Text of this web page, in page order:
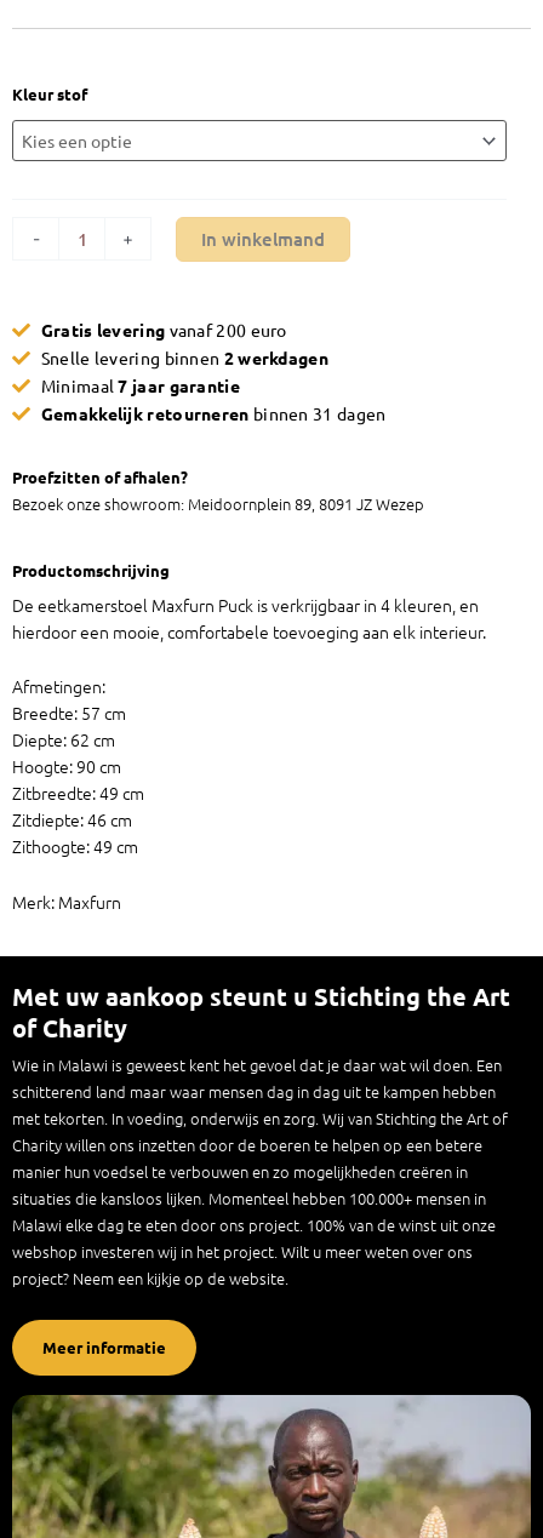
Kleur stof
-
Eetkamerstoel
Maxfurn
Puck
+ In winkelmand
Gratis levering vanaf 200 euro
Snelle levering binnen 2 werkdagen
Minimaal7 jaar garantie
Gemakkelijk retourneren binnen 31 dagen
Proefzitten of afhalen?
Bezoek onze showroom: Meidoornplein 89, 8091 JZ Wezep
Productomschrijving
De eetkamerstoel Maxfurn Puck is verkrijgbaar in 4 kleuren, en
hierdoor een mooie, comfortabele toevoeging aan elk interieur.
Afmetingen:
Breedte: 57 cm
Diepte: 62 cm
Hoogte: 90 cm
Zitbreedte: 49 cm
Zitdiepte: 46 cm
Zithoogte: 49 cm
Merk: Maxfurn
Met uw aankoop steunt u Stichting the Art
of Charity
Wie in Malawi is geweest kent het gevoel dat je daar wat wil doen. Een
schitterend land maar waar mensen dag in dag uit te kampen hebben
met tekorten. In voeding, onderwijs en zorg. Wij van Stichting the Art of
Charity willen ons inzetten door de boeren te helpen op een betere
manier hun voedsel te verbouwen en zo mogelijkheden creëren in
situaties die kansloos lijken. Momenteel hebben 100.000+ mensen in
Malawi elke dag te eten door ons project. 100% van de winst uit onze
webshop investeren wij in het project. Wilt u meer weten over ons
project? Neem een kijkje op de website.
Meer informatie